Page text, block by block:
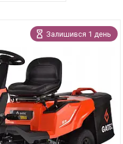
Залишився 1 день